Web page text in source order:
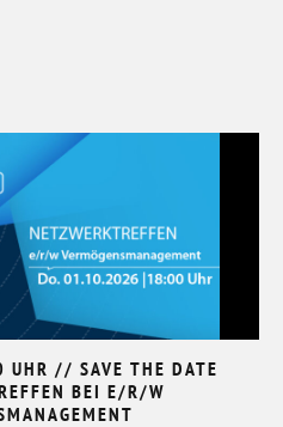
// SAVE THE DATE
BEI E/R/W